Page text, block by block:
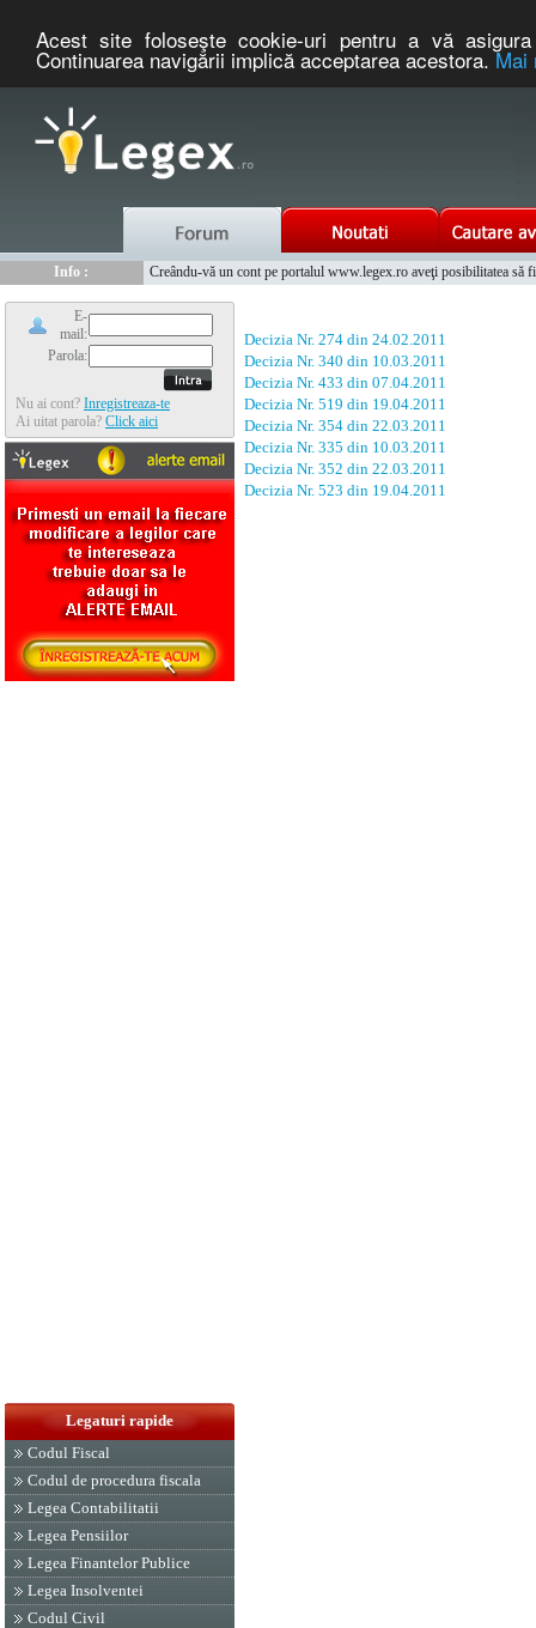
Acest site foloseşte cookie-uri pentru a vă
Continuarea navigării implică acceptarea acestora.Mai
Info :
Creându-vă un cont pe portalul www.legex.ro aveţi posibilitatea să
E-
mail:
Parola:
Nu ai cont? Inregistreaza-te
Ai uitat parola? Click aici
Legaturi rapide
Codul Fiscal
Codul de procedura fiscala
Legea Contabilitatii
Legea Pensiilor
Legea Finantelor Publice
Legea Insolventei
Codul Civil
Decizia Nr. 274 din 24.02.2011
Decizia Nr. 340 din 10.03.2011
Decizia Nr. 433 din 07.04.2011
Decizia Nr. 519 din 19.04.2011
Decizia Nr. 354 din 22.03.2011
Decizia Nr. 335 din 10.03.2011
Decizia Nr. 352 din 22.03.2011
Decizia Nr. 523 din 19.04.2011